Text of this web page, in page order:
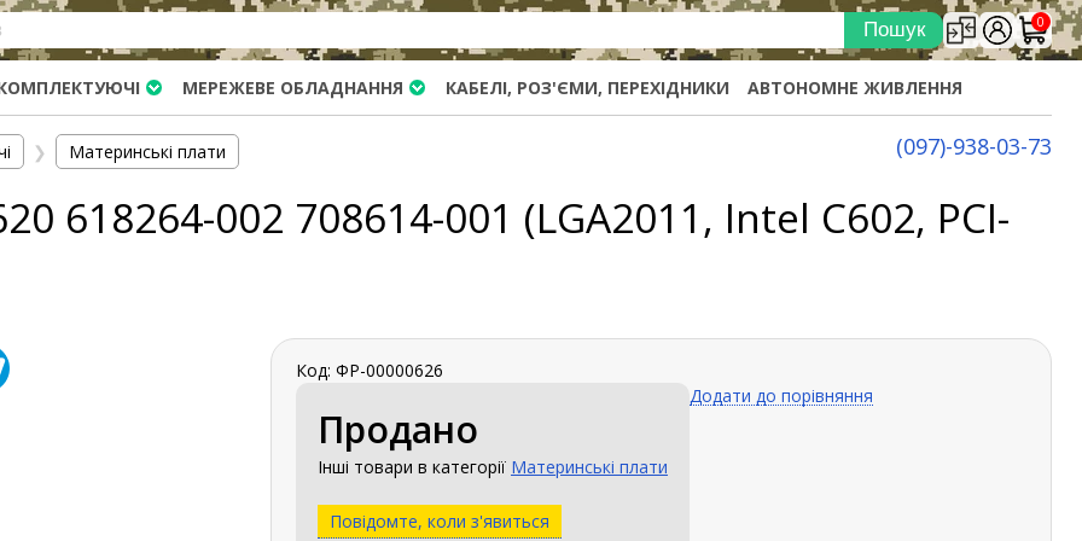
0
МЕРЕЖЕВЕ ОБЛАДНАННЯ КАБЕЛІ, РОЗ'ЄМИ, ПЕРЕХІДНИКИ АВТОНОМНЕ ЖИВЛЕННЯ
(097)-938-03-73
❯ Материнські плати
618264-002 708614-001 (LGA2011, Intel C602, PCI-
Код: ФР-00000626
Продано
Інші товари в категорії Материнські плати
Повідомте, коли з'явиться
Додати до порівняння